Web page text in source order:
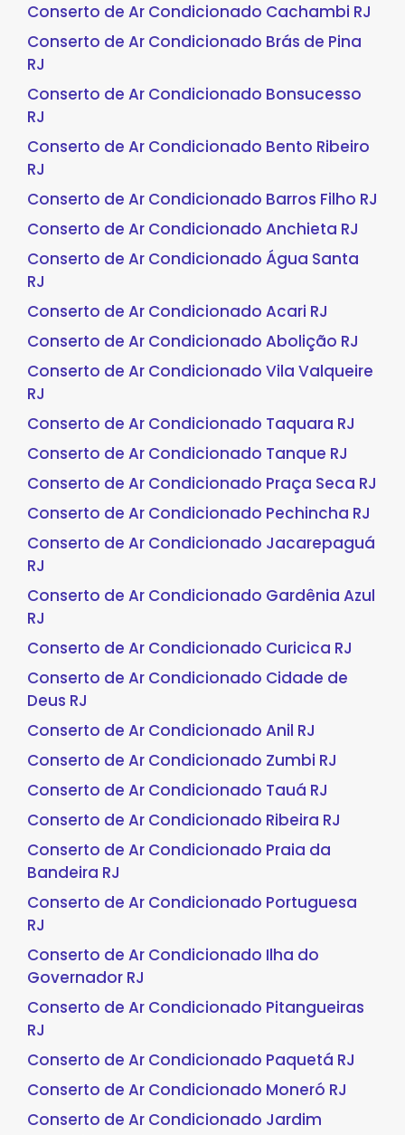
Conserto de Ar Condicionado Cachambi RJ
Conserto de Ar Condicionado Brás de Pina
RJ
Conserto de Ar Condicionado Bonsucesso
RJ
Conserto de Ar Condicionado Bento Ribeiro
RJ
Conserto de Ar Condicionado Barros Filho RJ
Conserto de Ar Condicionado Anchieta RJ
Conserto de Ar Condicionado Água Santa
RJ
Conserto de Ar Condicionado Acari RJ
Conserto de Ar Condicionado Abolição RJ
Conserto de Ar Condicionado Vila Valqueire
RJ
Conserto de Ar Condicionado Taquara RJ
Conserto de Ar Condicionado Tanque RJ
Conserto de Ar Condicionado Praça Seca RJ
Conserto de Ar Condicionado Pechincha RJ
Conserto de Ar Condicionado Jacarepaguá
RJ
Conserto de Ar Condicionado Gardênia Azul
RJ
Conserto de Ar Condicionado Curicica RJ
Conserto de Ar Condicionado Cidade de
Deus RJ
Conserto de Ar Condicionado Anil RJ
Conserto de Ar Condicionado Zumbi RJ
Conserto de Ar Condicionado Tauá RJ
Conserto de Ar Condicionado Ribeira RJ
Conserto de Ar Condicionado Praia da
Bandeira RJ
Conserto de Ar Condicionado Portuguesa
RJ
Conserto de Ar Condicionado Ilha do
Governador RJ
Conserto de Ar Condicionado Pitangueiras
RJ
Conserto de Ar Condicionado Paquetá RJ
Conserto de Ar Condicionado Moneró RJ
Conserto de Ar Condicionado Jardim